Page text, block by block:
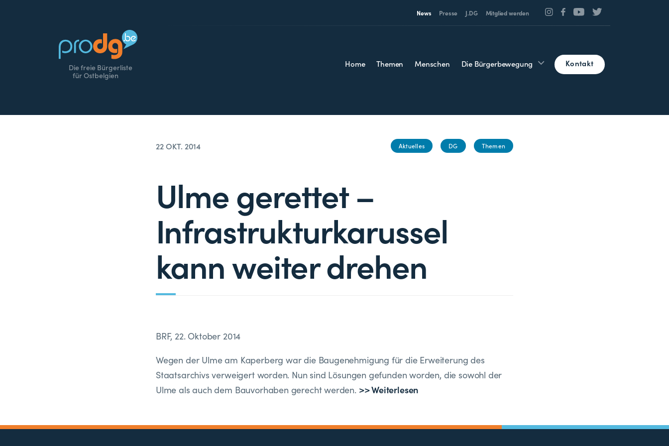
News Presse J.DG Mitglied werden
Die freie Bürgerliste
für Ostbelgien
Home Themen Menschen Die Bürgerbewegung Kontakt
22 OKT. 2014 Aktuelles DG Themen
Ulme gerettet –
Infrastrukturkarussel
kann weiter drehen
BRF, 22. Oktober 2014
Wegen der Ulme am Kaperberg war die Baugenehmigung für die Erweiterung des
Staatsarchivs verweigert worden. Nun sind Lösungen gefunden worden, die sowohl der
Ulme als auch dem Bauvorhaben gerecht werden. >> Weiterlesen